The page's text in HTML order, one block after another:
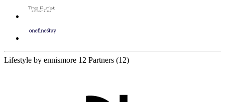
Lifestyle by ennismore 12 Partners (12)